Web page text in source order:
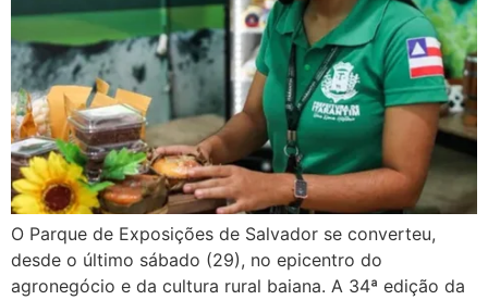
O Parque de Exposições de Salvador se converteu,
desde o último sábado (29), no epicentro do
agronegócio e da cultura rural baiana. A 34ª edição da